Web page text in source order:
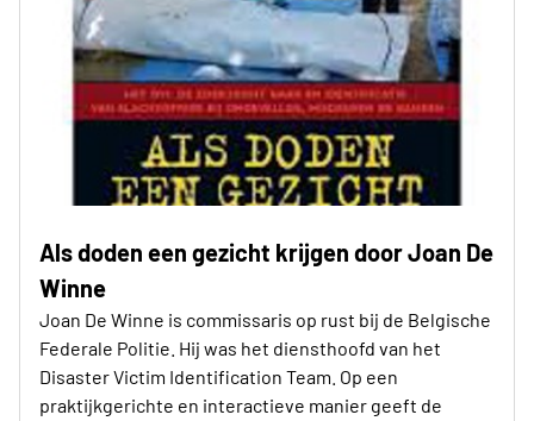
Als doden een gezicht krijgen door Joan De
Winne
Joan De Winne is commissaris op rust bij de Belgische
Federale Politie. Hij was het diensthoofd van het
Disaster Victim Identification Team. Op een
praktijkgerichte en interactieve manier geeft de